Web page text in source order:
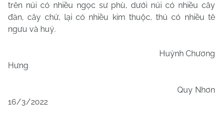
trên núi có nhiều ngọc sư phù, dưới núi có nhiều cây
đàn, cây chử, lại có nhiều kim thuộc, thú có nhiều tê
ngưu và huỷ.
Huỳnh Chương
Hưng
Quy Nhơn
16/3/2022